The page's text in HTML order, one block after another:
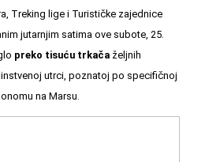
Treking lige i Turističke zajednice
jutarnjim satima ove subote, 25.
preko tisuću trkača željnih
utrci , poznatoj po specifičnoj
na Marsu.